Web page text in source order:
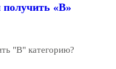
«В»
"В" категорию?